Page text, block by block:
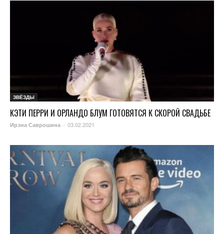
ЗВЁЗДЫ
КЭТИ ПЕРРИ И ОРЛАНДО БЛУМ ГОТОВЯТСЯ К СКОРОЙ СВАДЬБЕ
Ирэна Саврошина - 03.02.2021